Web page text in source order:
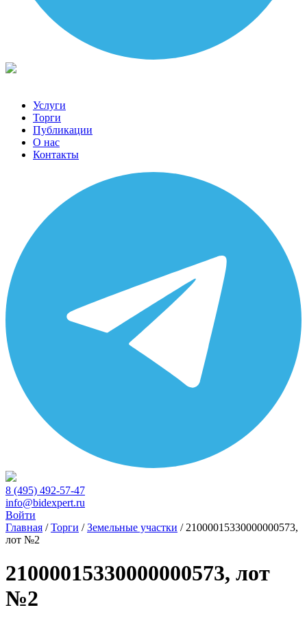
Услуги
Торги
Публикации
О нас
Контакты
8 (495) 492-57-47
info@bidexpert.ru
Войти
Главная /Торги /Земельные участки / 21000015330000000573,
лот №2
21000015330000000573, лот
№2